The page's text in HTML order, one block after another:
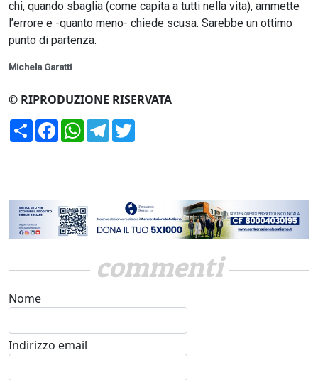
chi, quando sbaglia (come capita a tutti nella vita), ammette
l’errore e -quanto meno- chiede scusa. Sarebbe un ottimo
punto di partenza.
Michela Garatti
© RIPRODUZIONE RISERVATA
CondividiFacebookWhatsApp
Telegram
commenti
Nome
Indirizzo email